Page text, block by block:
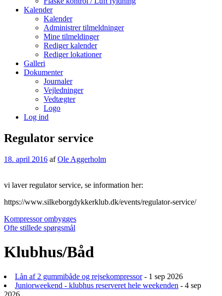
Kalender
Kalender
Administrer tilmeldninger
Mine tilmeldinger
Rediger kalender
Rediger lokationer
Galleri
Dokumenter
Journaler
Vejledninger
Vedtægter
Logo
Log ind
Regulator service
18. april 2016 afOle Aggerholm
vi laver regulator service, se information her:
https://www.silkeborgdykkerklub.dk/events/regulator-service/
Indlægsnavigation
Kompressor ombygges
Ofte stillede spørgsmål
Klubhus/Båd
Lån af 2 gummibåde og rejsekompressor- 1 sep 2026
Juniorweekend - klubhus reserveret hele weekenden - 4 sep
2026